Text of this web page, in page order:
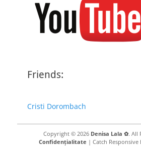
Friends:
Cristi Dorombach
Copyright © 2026 Denisa Lala ✿. All
Confidențialitate | Catch Responsive